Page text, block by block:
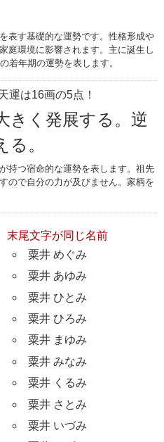
表す基礎的な運勢です。性格形成や
庭環境に影響されます。主に誕生し
若年期の運勢を表します。
運は16画の5点！
きく発展する。逆
。
持つ宿命的な運勢を表します。祖先
ので自分の力が及びません。家柄を
末尾文字が同じ名前
粟井 めぐみ
粟井 あゆみ
粟井 ひとみ
粟井 ひろみ
粟井 まゆみ
粟井 みなみ
粟井 くるみ
粟井 さとみ
粟井 いづみ